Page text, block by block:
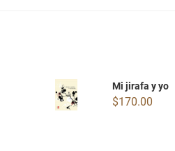
Mi jirafa y yo
$170.00